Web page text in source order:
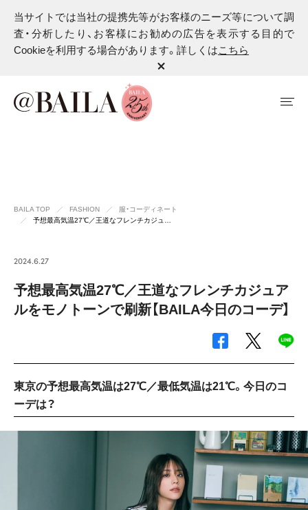
当サイトでは当社の提携先等がお客様のニーズ等について調
査・分析したり、お客様にお勧めの広告を表示する目的で
Cookieを利用する場合があります。詳しくはこちら
BAILA TOP FASHION
服・コーディネート
予想最高気温27℃／王道なフレンチカジュ…
2024.6.27
予想最高気温27℃／王道なフレンチカジュア
ルをモノトーンで刷新【BAILA今日のコーデ】
東京の予想最高気温は27℃／最低気温は21℃。今日のコ
ーデは？